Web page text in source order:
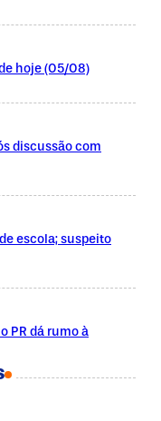
hoje (05/08)
discussão com
escola; suspeito
PR dá rumo à